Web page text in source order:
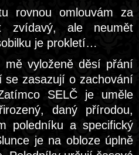
rovnou omlouvám za
zvídavý, ale neumět
je prokletí…
mě vyloženě děsí přání
se zasazují o zachování
SELČ je uměle
daný přírodou,
poledníku a specifický
je na obloze úplně